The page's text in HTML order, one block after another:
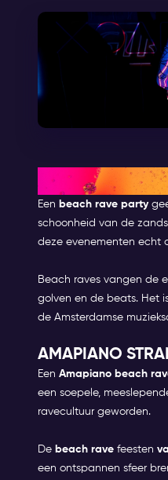
OP ZOEK
Een beach rave party
schoonheid van de
deze evenementen echt
Beach raves vangen de
golven en de beats. Het
de Amsterdamse
AMAPIANO
Een Amapiano beach
een soepele,
ravecultuur geworden.
De beach rave feesten
een ontspannen sfeer